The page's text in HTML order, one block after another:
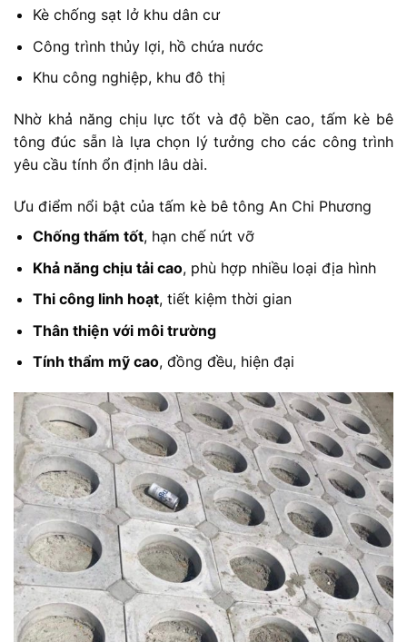
Kè chống sạt lở khu dân cư
Công trình thủy lợi, hồ chứa nước
Khu công nghiệp, khu đô thị
Nhờ khả năng chịu lực tốt và độ bền cao, tấm kè bê
tông đúc sẵn là lựa chọn lý tưởng cho các công trình
yêu cầu tính ổn định lâu dài.
Ưu điểm nổi bật của tấm kè bê tông An Chi Phương
Chống thấm tốt, hạn chế nứt vỡ
Khả năng chịu tải cao, phù hợp nhiều loại địa hình
Thi công linh hoạt, tiết kiệm thời gian
Thân thiện với môi trường
Tính thẩm mỹ cao, đồng đều, hiện đại